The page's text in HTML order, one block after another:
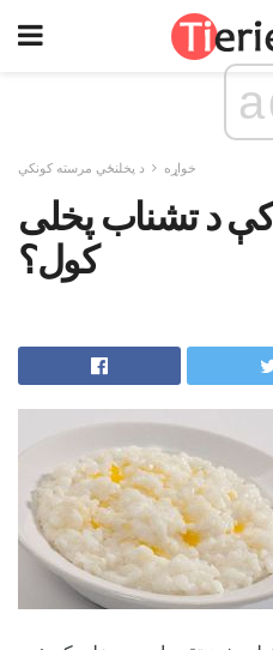
خواړه د پخلنځي مرسته کونکي
د تشناب پخلی
کول؟